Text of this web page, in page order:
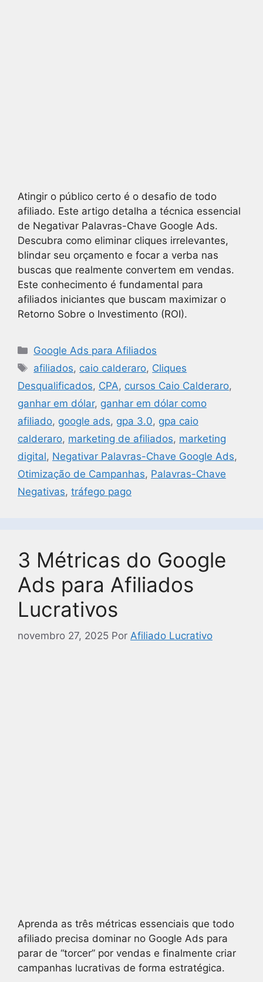
Atingir o público certo é o desafio de todo
afiliado. Este artigo detalha a técnica essencial
de Negativar Palavras-Chave Google Ads.
Descubra como eliminar cliques irrelevantes,
blindar seu orçamento e focar a verba nas
buscas que realmente convertem em vendas.
Este conhecimento é fundamental para
afiliados iniciantes que buscam maximizar o
Retorno Sobre o Investimento (ROI).
Google Ads para Afiliados
afiliados, caio calderaro, Cliques
Desqualificados, CPA, cursos Caio Calderaro,
ganhar em dólar, ganhar em dólar como
afiliado, google ads, gpa 3.0, gpa caio
calderaro, marketing de afiliados, marketing
digital, Negativar Palavras-Chave Google Ads,
Otimização de Campanhas, Palavras-Chave
Negativas, tráfego pago
3 Métricas do Google
Ads para Afiliados
Lucrativos
novembro 27, 2025 Por Afiliado Lucrativo
Aprenda as três métricas essenciais que todo
afiliado precisa dominar no Google Ads para
parar de “torcer” por vendas e finalmente criar
campanhas lucrativas de forma estratégica.